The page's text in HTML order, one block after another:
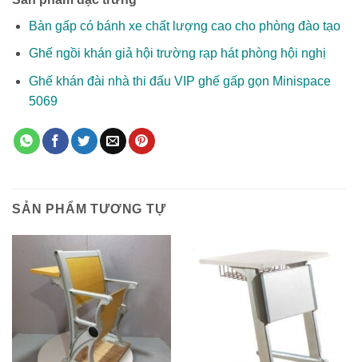
Bàn gấp có bánh xe chất lượng cao cho phòng đào tạo
Ghế ngồi khán giả hội trường rạp hát phòng hội nghị
Ghế khán đài nhà thi đấu VIP ghế gấp gọn Minispace
5069
SẢN PHẨM TƯƠNG TỰ